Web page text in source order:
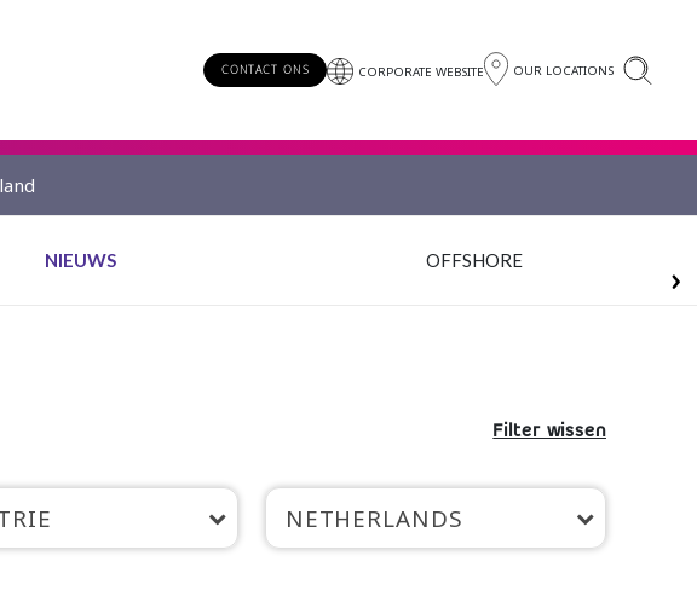
CONTACT ONS CORPORATE WEBSITE OUR LOCATIONS
NIEUWS OFFSHORE
Filter wissen
NETHERLANDS